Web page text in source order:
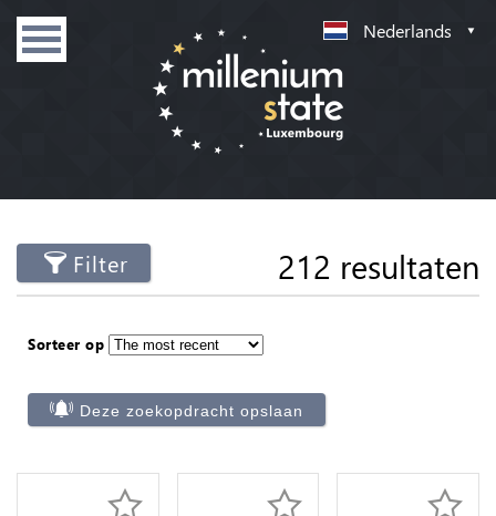
Nederlands
Filter 212 resultaten
Sorteer op
Deze zoekopdracht opslaan